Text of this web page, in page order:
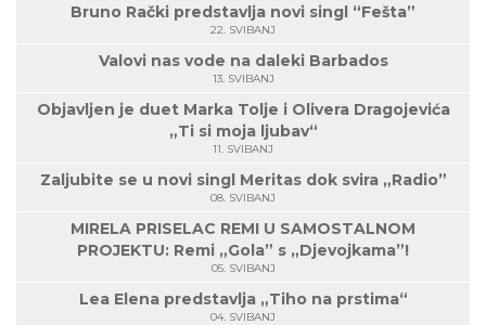
Bruno Rački predstavlja novi singl “Fešta”
22. SVIBANJ
Valovi nas vode na daleki Barbados
13. SVIBANJ
Objavljen je duet Marka Tolje i Olivera Dragojevića
„Ti si moja ljubav“
11. SVIBANJ
Zaljubite se u novi singl Meritas dok svira „Radio”
08. SVIBANJ
MIRELA PRISELAC REMI U SAMOSTALNOM
PROJEKTU: Remi „Gola” s „Djevojkama”!
05. SVIBANJ
Lea Elena predstavlja „Tiho na prstima“
04. SVIBANJ